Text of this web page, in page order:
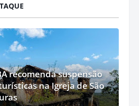
recomenda suspensão
na Igreja de São